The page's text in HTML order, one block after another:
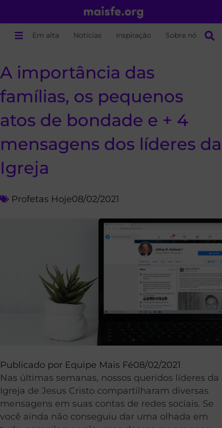
Em alta Notícias Inspiração Sobre nós
A importância das
famílias, os pequenos
atos de bondade e + 4
mensagens dos líderes da
Igreja
Profetas Hoje08/02/2021
Publicado por Equipe Mais Fé08/02/2021
Nas últimas semanas, nossos queridos líderes da
Igreja de Jesus Cristo compartilharam diversas
mensagens em suas contas de redes sociais. Se
você ainda não conseguiu dar uma olhada em